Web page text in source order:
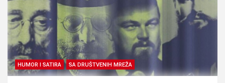
HUMOR I SATIRA SA DRUŠTVENIH MREŽA